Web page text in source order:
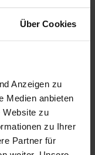
Über Cookies
Anzeigen zu
Medien anbieten
Website zu
zu Ihrer
Partner für